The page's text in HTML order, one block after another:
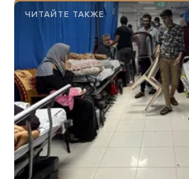
ЧИТАЙТЕ ТАКЖЕ